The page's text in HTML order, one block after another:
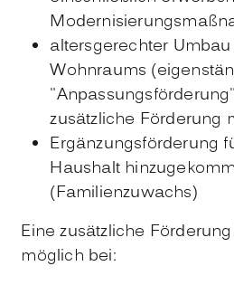
altersgerechter
Wohnraums
zusätzliche Förderung
Ergänzungsförderung
Haushalt
(Familienzuwachs)
Eine zusätzliche
möglich bei: